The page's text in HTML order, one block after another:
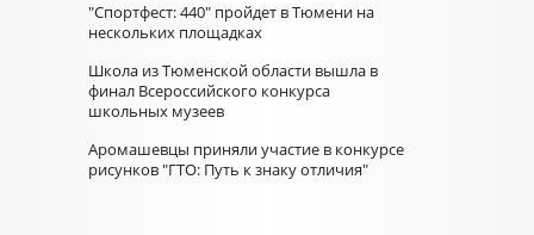
"Спортфест: 440" пройдет в Тюмени на
нескольких площадках
Школа из Тюменской области вышла в
финал Всероссийского конкурса
школьных музеев
Аромашевцы приняли участие в конкурсе
рисунков "ГТО: Путь к знаку отличия"